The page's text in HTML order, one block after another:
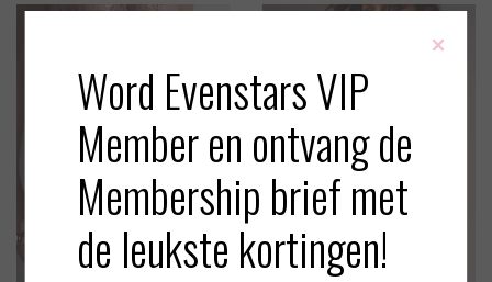
×
Word Evenstars VIP
Member en ontvang de
Membership brief met
de leukste kortingen!